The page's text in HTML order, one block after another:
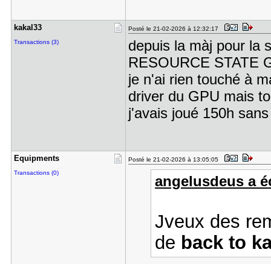
kakal33
Transactions (3)
Posté le 21-02-2026 à 12:32:17
depuis la màj pour la
RESOURCE STATE
je n'ai rien touché à
driver du GPU mais
j'avais joué 150h
Equipments
Transactions (0)
Posté le 21-02-2026 à 13:05:05
angelusdeus a
Jveux des
de back to